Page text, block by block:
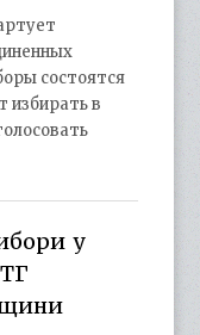
состоятся
избирать в
у